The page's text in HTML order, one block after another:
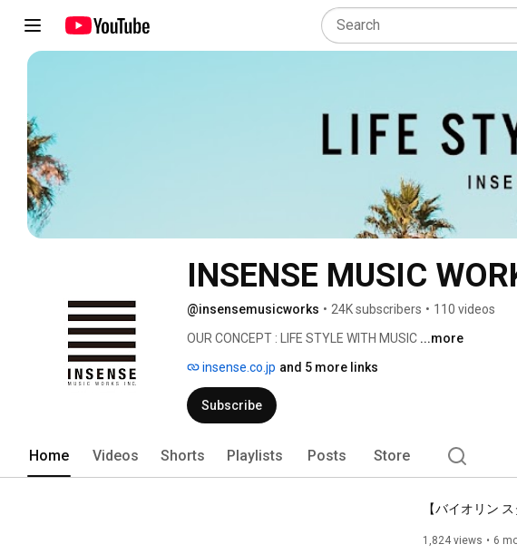
INSENSE MUSIC
@insensemusicworks • 24K subscribers • 110 videos
OUR CONCEPT : LIFE STYLE WITH MUSIC ...more
insense.co.jp and 5 more links
Subscribe
Home Videos Shorts Playlists Posts Store
1,824 views 6